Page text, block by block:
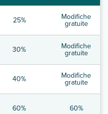
25% Modifiche
gratuite
30% Modifiche
gratuite
40% Modifiche
gratuite
60% 60%